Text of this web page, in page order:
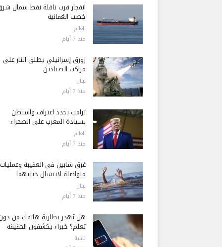
انفجار قرب ناقلة نفط شمال
خصب العُمانية
العالم
منذ 7 أيام
زورق إسرائيلي يطلق النار على
مراكب الصيادين
لبنان
منذ 7 أيام
ترامب يجدد اعتراف واشنطن
بسيادة المغرب على الصحراء
العالم
منذ 7 أيام
غرق شابين في العقيبة وعمليات
متواصلة لانتشال جثتيهما
لبنان
منذ 7 أيام
هل تُهدر بطارية هاتفك من
تعلم؟ خبراء يكشفون الحقيقة
تقنية